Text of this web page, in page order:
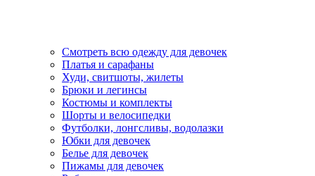
Смотреть всю одежду для девочек
Платья и сарафаны
Худи, свитшоты, жилеты
Брюки и легинсы
Костюмы и комплекты
Шорты и велосипедки
Футболки, лонгсливы, водолазки
Юбки для девочек
Белье для девочек
Пижамы для девочек